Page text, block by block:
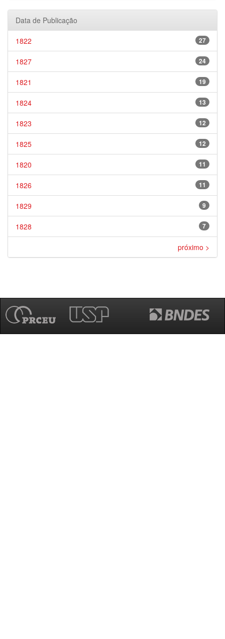
Data de Publicação
27
1822
24
1827
19
1821
13
1824
12
1823
12
1825
11
1820
11
1826
9
1829
7
1828
próximo >